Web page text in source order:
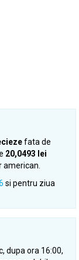
fata de
20,0493 lei
american.
si pentru ziua
dupa ora 16:00,